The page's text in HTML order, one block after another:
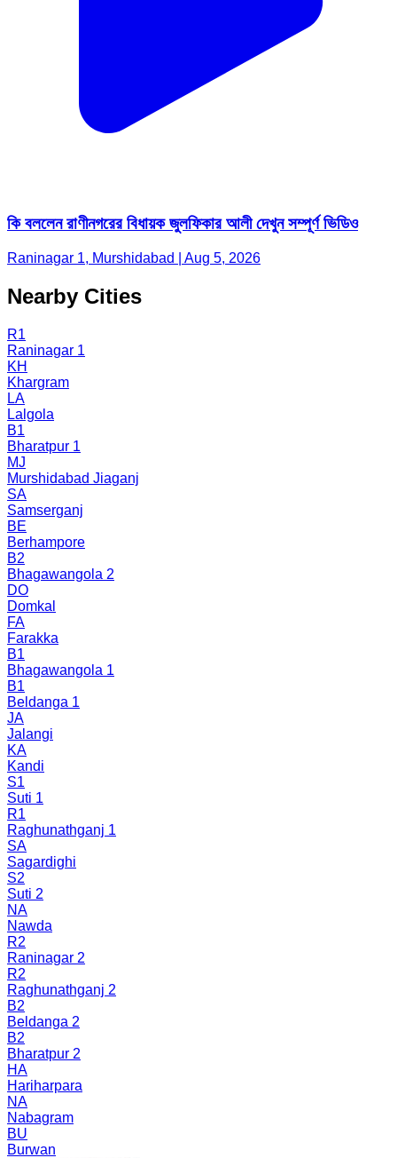
কি বললেন রাণীনগরের বিধায়ক জুলফিকার আলী দেখুন সম্পূর্ণ ভিডিও
Raninagar 1, Murshidabad | Aug 5, 2026
Nearby Cities
R1
Raninagar 1
KH
Khargram
LA
Lalgola
B1
Bharatpur 1
MJ
Murshidabad Jiaganj
SA
Samserganj
BE
Berhampore
B2
Bhagawangola 2
DO
Domkal
FA
Farakka
B1
Bhagawangola 1
B1
Beldanga 1
JA
Jalangi
KA
Kandi
S1
Suti 1
R1
Raghunathganj 1
SA
Sagardighi
S2
Suti 2
NA
Nawda
R2
Raninagar 2
R2
Raghunathganj 2
B2
Beldanga 2
B2
Bharatpur 2
HA
Hariharpara
NA
Nabagram
BU
Burwan